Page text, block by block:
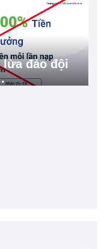
lừa đảo đội